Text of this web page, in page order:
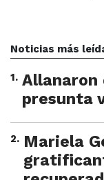
Noticias más
1. Allanaron
presunta
2. Mariela